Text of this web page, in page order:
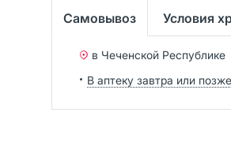
Самовывоз Условия
в Чеченской Республике
В аптеку завтра или позже